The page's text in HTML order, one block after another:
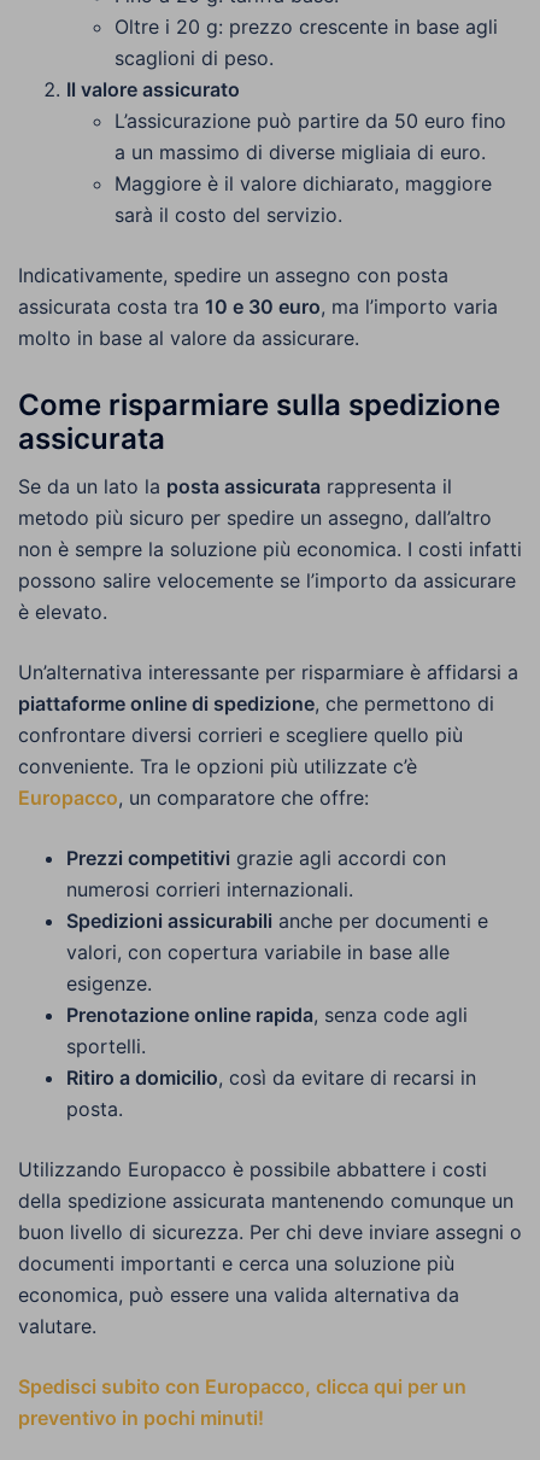
Oltre i 20 g: prezzo crescente in base agli
scaglioni di peso.
Il valore assicurato
L’assicurazione può partire da 50 euro fino
a un massimo di diverse migliaia di euro.
Maggiore è il valore dichiarato, maggiore
sarà il costo del servizio.
Indicativamente, spedire un assegno con posta
assicurata costa tra 10 e 30 euro, ma l’importo varia
molto in base al valore da assicurare.
Come risparmiare sulla spedizione
assicurata
Se da un lato la posta assicurata rappresenta il
metodo più sicuro per spedire un assegno, dall’altro
non è sempre la soluzione più economica. I costi infatti
possono salire velocemente se l’importo da assicurare
è elevato.
Un’alternativa interessante per risparmiare è affidarsi a
piattaforme online di spedizione, che permettono di
confrontare diversi corrieri e scegliere quello più
conveniente. Tra le opzioni più utilizzate c’è
Europacco, un comparatore che offre:
Prezzi competitivi grazie agli accordi con
numerosi corrieri internazionali.
Spedizioni assicurabili anche per documenti e
valori, con copertura variabile in base alle
esigenze.
Prenotazione online rapida, senza code agli
sportelli.
Ritiro a domicilio, così da evitare di recarsi in
posta.
Utilizzando Europacco è possibile abbattere i costi
della spedizione assicurata mantenendo comunque un
buon livello di sicurezza. Per chi deve inviare assegni o
documenti importanti e cerca una soluzione più
economica, può essere una valida alternativa da
valutare.
Spedisci subito con Europacco, clicca qui per un
preventivo in pochi minuti!